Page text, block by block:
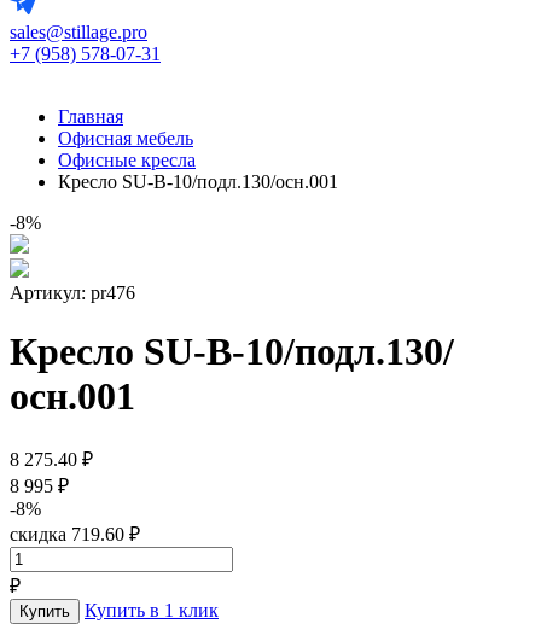
sales@stillage.pro
+7 (958) 578-07-31
Главная
Офисная мебель
Офисные кресла
Кресло SU-B-10/подл.130/осн.001
-8%
Артикул: pr476
Кресло SU-B-10/подл.130/
осн.001
8 275.40 ₽
8 995 ₽
-8%
скидка 719.60 ₽
₽
Купить в 1 клик